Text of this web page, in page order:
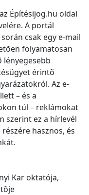
Építésijog.hu oldal
A portál
csak egy e-mail
folyamatosan
lényegesebb
érintõ
Az e-
– és a
túl – reklámokat
szerint ez a hírlevél
hasznos, és
Kar oktatója,